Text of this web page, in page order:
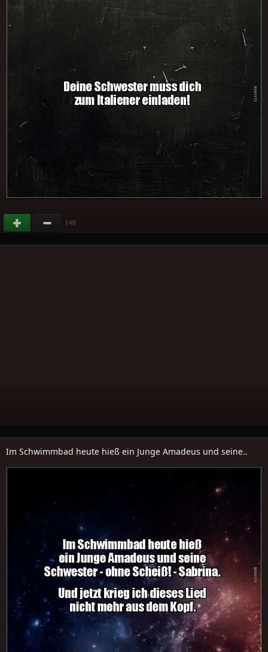
(-65)
Im Schwimmbad heute hieß ein Junge Amadeus und seine..